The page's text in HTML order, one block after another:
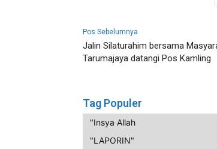
Pos Sebelumnya
Jalin Silaturahim bersama
Tarumajaya datangi Pos Kamling
Tag Populer
"Insya Allah
"LAPORIN"